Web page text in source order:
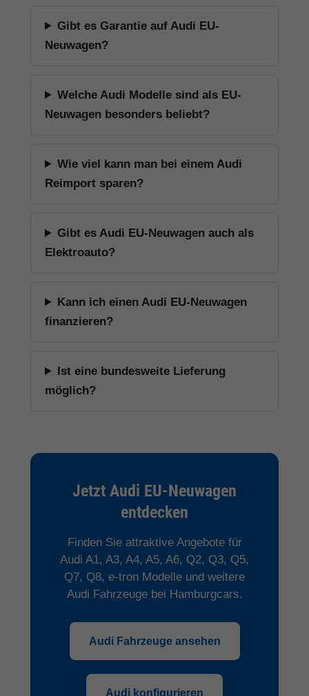
Gibt es Garantie auf Audi EU-
Neuwagen?
Welche Audi Modelle sind als EU-
Neuwagen besonders beliebt?
Wie viel kann man bei einem Audi
Reimport sparen?
Gibt es Audi EU-Neuwagen auch als
Elektroauto?
Kann ich einen Audi EU-Neuwagen
finanzieren?
Ist eine bundesweite Lieferung
möglich?
Jetzt Audi EU-Neuwagen
entdecken
Finden Sie attraktive Angebote für
Audi A1, A3, A4, A5, A6, Q2, Q3, Q5,
Q7, Q8, e-tron Modelle und weitere
Audi Fahrzeuge bei Hamburgcars.
Audi Fahrzeuge ansehen
Audi konfigurieren